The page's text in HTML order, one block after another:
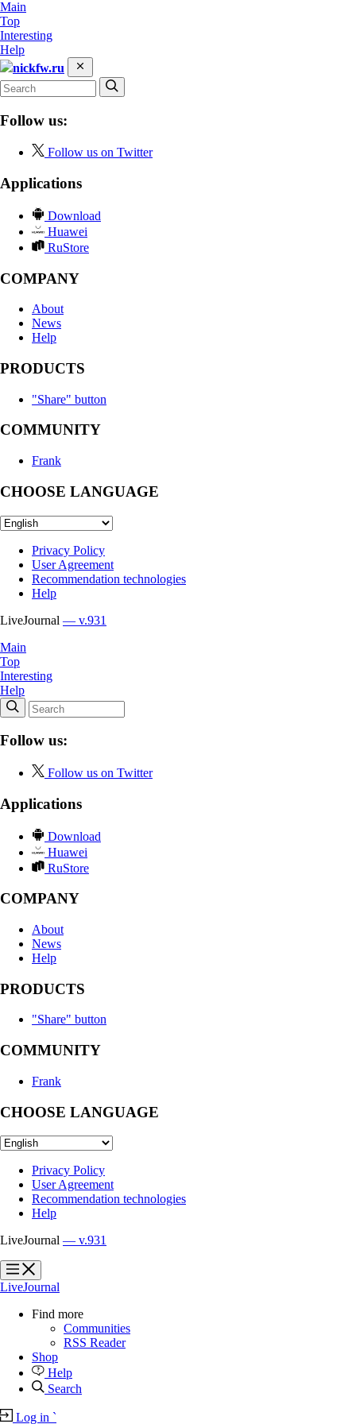
Main
Top
Interesting
Help
nickfw.ru
Follow us:
Follow us on Twitter
Applications
Download
Huawei
RuStore
COMPANY
About
News
Help
PRODUCTS
"Share" button
COMMUNITY
Frank
CHOOSE LANGUAGE
Privacy Policy
User Agreement
Recommendation technologies
Help
LiveJournal — v.931
Main
Top
Interesting
Help
Follow us:
Follow us on Twitter
Applications
Download
Huawei
RuStore
COMPANY
About
News
Help
PRODUCTS
"Share" button
COMMUNITY
Frank
CHOOSE LANGUAGE
Privacy Policy
User Agreement
Recommendation technologies
Help
LiveJournal — v.931
?
?
LiveJournal
Find more
Communities
RSS Reader
Shop
Help
Search
Log in `